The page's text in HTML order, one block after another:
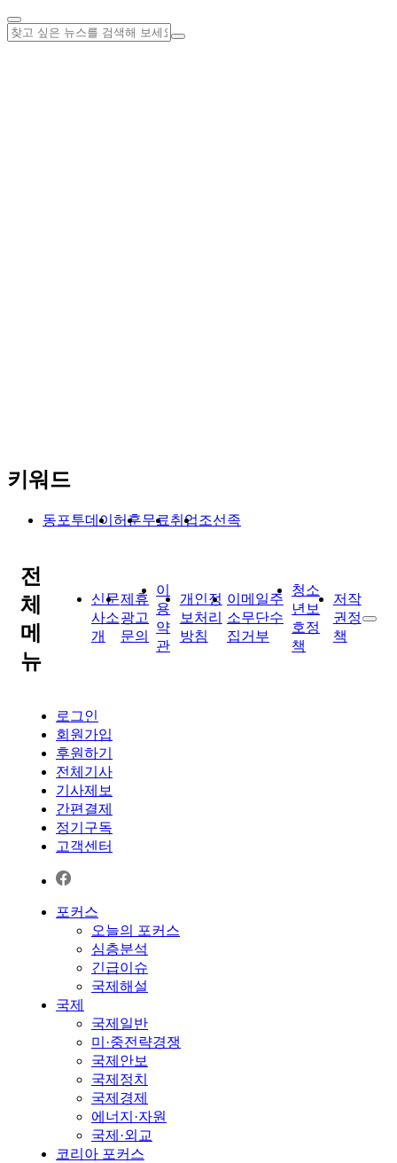
키워드
동포투데이 허훈무료취업조선족
전
체
메
뉴
신문
사소
개
제휴
광고
문의
이
용
약
관
개인정
보처리
방침
이메일주
소무단수
집거부
청소
년보
호정
책
저작
권정
책
로그인
회원가입
후원하기
전체기사
기사제보
간편결제
정기구독
고객센터
포커스
오늘의 포커스
심층분석
긴급이슈
국제해설
국제
국제일반
미·중전략경쟁
국제안보
국제정치
국제경제
에너지·자원
국제·외교
코리아 포커스